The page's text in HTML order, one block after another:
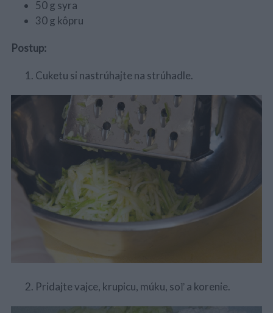
50 g syra
30 g kôpru
Postup:
Cuketu si nastrúhajte na strúhadle.
Pridajte vajce, krupicu, múku, soľ a korenie.